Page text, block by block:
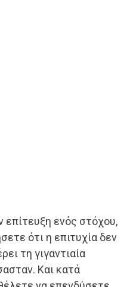
επίτευξη ενός στόχου,
ότι η επιτυχία δεν
τη γιγαντιαία
Και κατά